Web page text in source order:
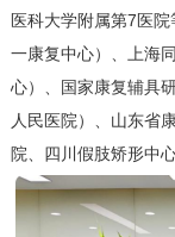
医科大学附属第7医
一康复中心）、上海
心）、国家康复辅具
人民医院）、山东省
院、四川假肢矫形中